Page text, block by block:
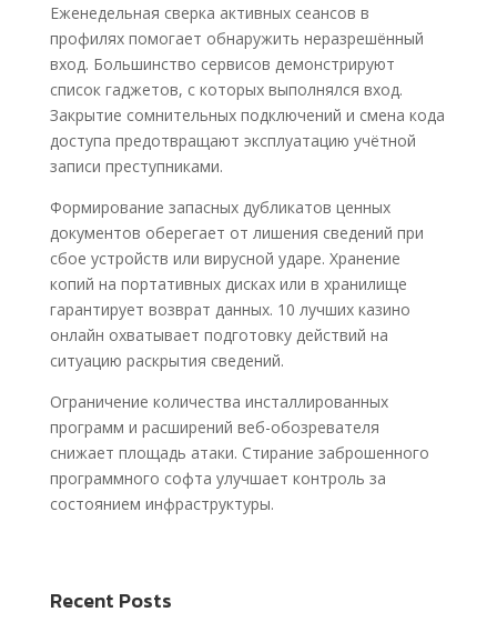
Еженедельная сверка активных сеансов в
профилях помогает обнаружить неразрешённый
вход. Большинство сервисов демонстрируют
список гаджетов, с которых выполнялся вход.
Закрытие сомнительных подключений и смена кода
доступа предотвращают эксплуатацию учётной
записи преступниками.
Формирование запасных дубликатов ценных
документов оберегает от лишения сведений при
сбое устройств или вирусной ударе. Хранение
копий на портативных дисках или в хранилище
гарантирует возврат данных. 10 лучших казино
онлайн охватывает подготовку действий на
ситуацию раскрытия сведений.
Ограничение количества инсталлированных
программ и расширений веб-обозревателя
снижает площадь атаки. Стирание заброшенного
программного софта улучшает контроль за
состоянием инфраструктуры.
Recent Posts